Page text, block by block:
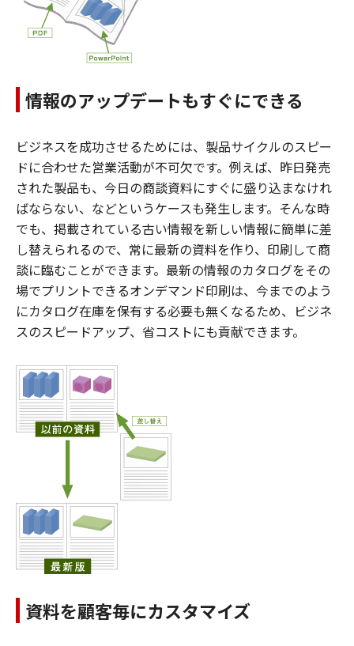
情報のアップデートもすぐにできる
ビジネスを成功させるためには、製品サイクルのスピー
ドに合わせた営業活動が不可欠です。例えば、昨日発売
された製品も、今日の商談資料にすぐに盛り込まなけれ
ばならない、などというケースも発生します。そんな時
でも、掲載されている古い情報を新しい情報に簡単に差
し替えられるので、常に最新の資料を作り、印刷して商
談に臨むことができます。最新の情報のカタログをその
場でプリントできるオンデマンド印刷は、今までのよう
にカタログ在庫を保有する必要も無くなるため、ビジネ
スのスピードアップ、省コストにも貢献できます。
資料を顧客毎にカスタマイズ